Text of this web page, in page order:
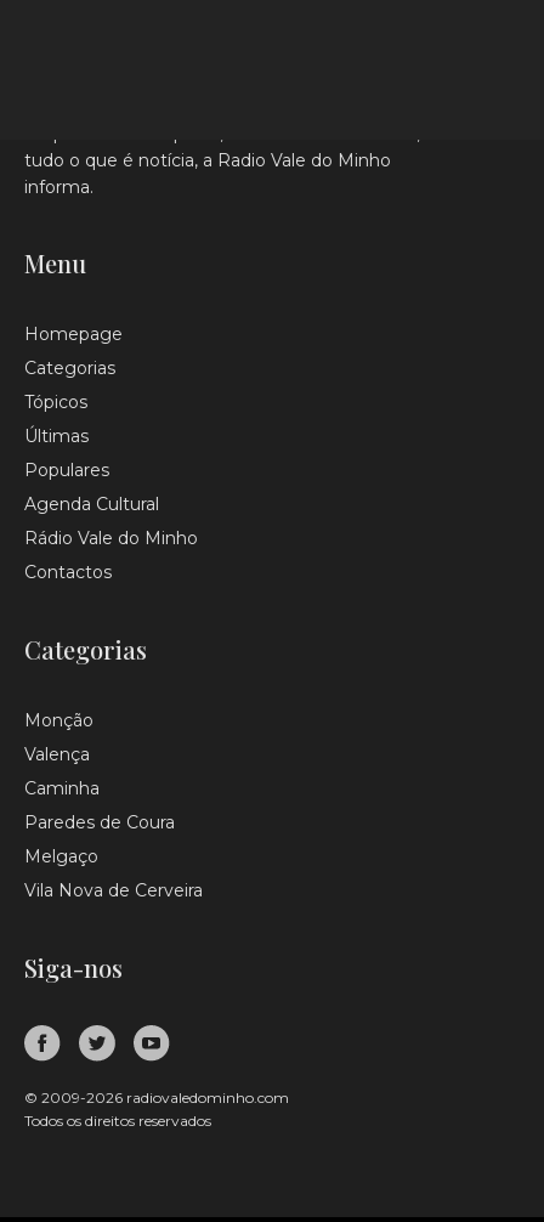
tudo o que é notícia, a Radio Vale do Minho
informa.
Menu
Homepage
Categorias
Tópicos
Últimas
Populares
Agenda Cultural
Rádio Vale do Minho
Contactos
Categorias
Monção
Valença
Caminha
Paredes de Coura
Melgaço
Vila Nova de Cerveira
Siga-nos
© 2009-2026 radiovaledominho.com
Todos os direitos reservados